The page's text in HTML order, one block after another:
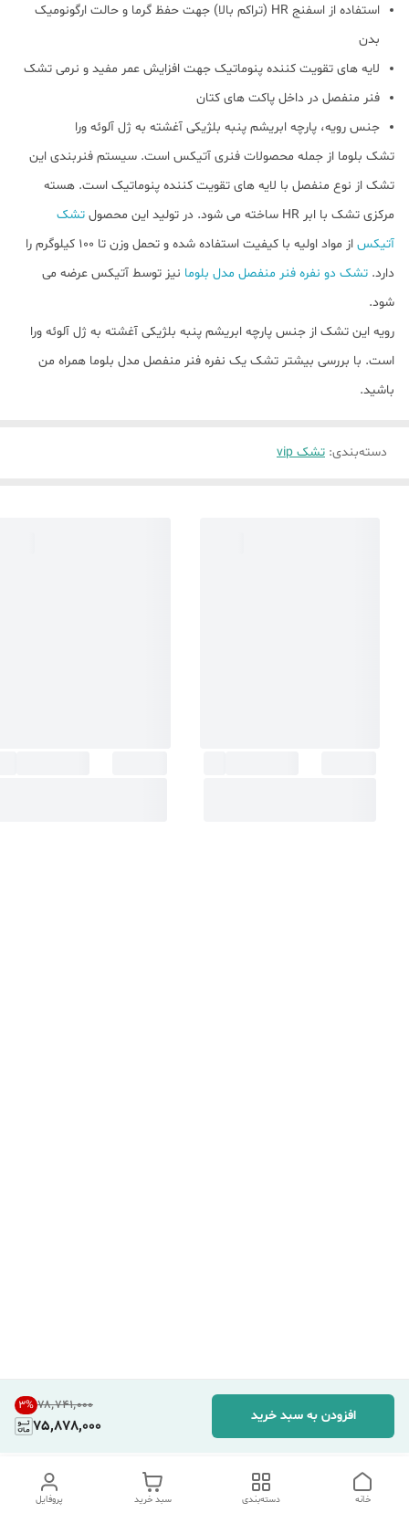
۷۸٬۷۴۱٬۰۰۰ 3%
75,878,000
افزودن به سبد خرید
استفاده از اسفنج HR (تراکم بالا) جهت حفظ گرما و حالت ارگونومیک
بدن
لایه های تقویت کننده پنوماتیک جهت افزایش عمر مفید و نرمی تشک
فنر منفصل در داخل پاکت های کتان
جنس رویه، پارچه ابریشم پنبه بلژیکی آغشته به ژل آلوئه ورا
تشک بلوما از جمله محصولات فنری آتیکس است. سیستم فنربندی این
تشک از نوع منفصل با لایه های تقویت کننده پنوماتیک است. هسته
مرکزی تشک با ابر HR ساخته می شود. در تولید این محصول
تشک
آتیکس
از مواد اولیه با کیفیت استفاده شده و تحمل وزن تا ۱۰۰ کیلوگرم را
دارد. تشک دو نفره فنر منفصل مدل بلوما نیز توسط آتیکس عرضه می
شود.
رویه این تشک از جنس پارچه ابریشم پنبه بلژیکی آغشته به ژل آلوئه ورا
است. با بررسی بیشتر تشک یک نفره فنر منفصل مدل بلوما همراه من
باشید.
دسته‌بندی: تشک vip
پروفایل سبد خرید دسته‌بندی خانه